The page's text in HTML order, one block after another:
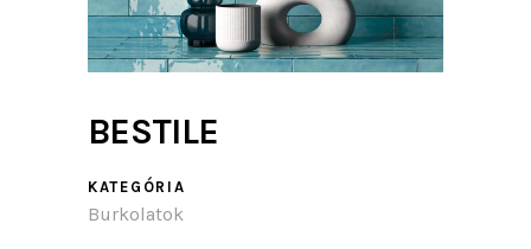
BESTILE
KATEGÓRIA
Burkolatok